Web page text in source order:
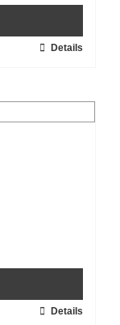
Details
Details